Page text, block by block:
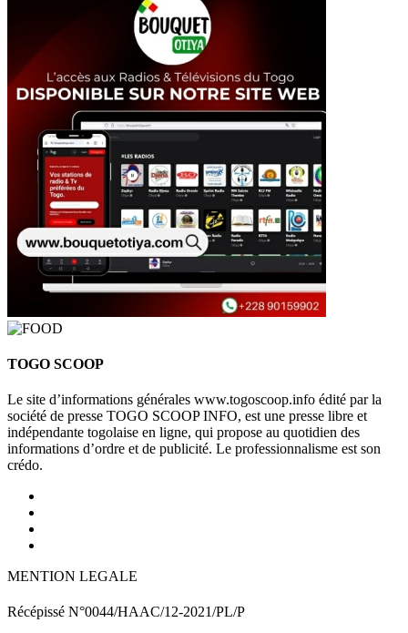
TOGO SCOOP
Le site d’informations générales www.togoscoop.info édité par la
société de presse TOGO SCOOP INFO, est une presse libre et
indépendante togolaise en ligne, qui propose au quotidien des
informations d’ordre et de publicité. Le professionnalisme est son
crédo.
MENTION LEGALE
Récépissé N°0044/HAAC/12-2021/PL/P